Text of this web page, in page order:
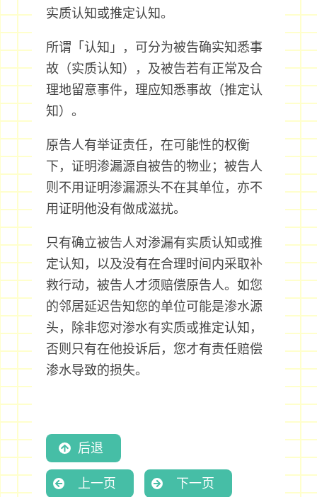
实质认知或推定认知。
所谓「认知」，可分为被告确实知悉事
故（实质认知），及被告若有正常及合
理地留意事件，理应知悉事故（推定认
知）。
原告人有举证责任，在可能性的权衡
下，证明渗漏源自被告的物业；被告人
则不用证明渗漏源头不在其单位，亦不
用证明他没有做成滋扰。
只有确立被告人对渗漏有实质认知或推
定认知，以及没有在合理时间内采取补
救行动，被告人才须赔偿原告人。如您
的邻居延迟告知您的单位可能是渗水源
头，除非您对渗水有实质或推定认知，
否则只有在他投诉后，您才有责任赔偿
渗水导致的损失。
后退
上一页 下一页